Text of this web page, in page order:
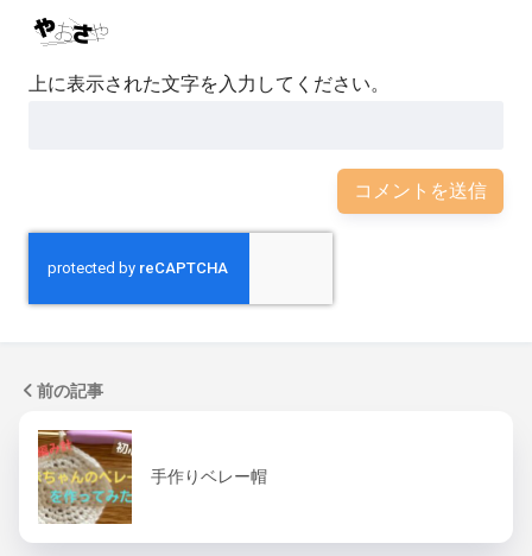
上に表示された文字を入力してください。
前の記事
手作りベレー帽